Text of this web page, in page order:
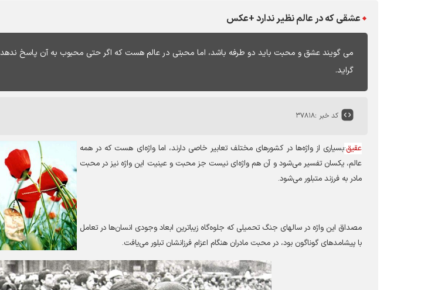
عشقی که در عالم نظیر ندارد +عکس
می‌ گویند عشق و محبت باید دو طرفه باشد، اما محبتی در عالم هست که اگر حتی محبوب به آن پاسخ
گراید.
کد خبر :۳۷۸۱۸
عقیق:بسیاری از واژه‌ها در کشورهای مختلف تعابیر خاصی دارند، اما واژه‌ای هست که در همه
عالم، یکسان تفسیر می‌شود و آن هم واژه‌ای نیست جز محبت و عینیت این واژه نیز در محبت
مادر به فرزند متبلور می‌شود.
مصداق این واژه در سالهای جنگ تحمیلی که جلوه‌گاه زیباترین ابعاد وجودی انسان‌ها در تعامل
با پیشامدهای گوناگون بود، در محبت مادران هنگام اعزام فرزانشان تبلور می‌یافت.